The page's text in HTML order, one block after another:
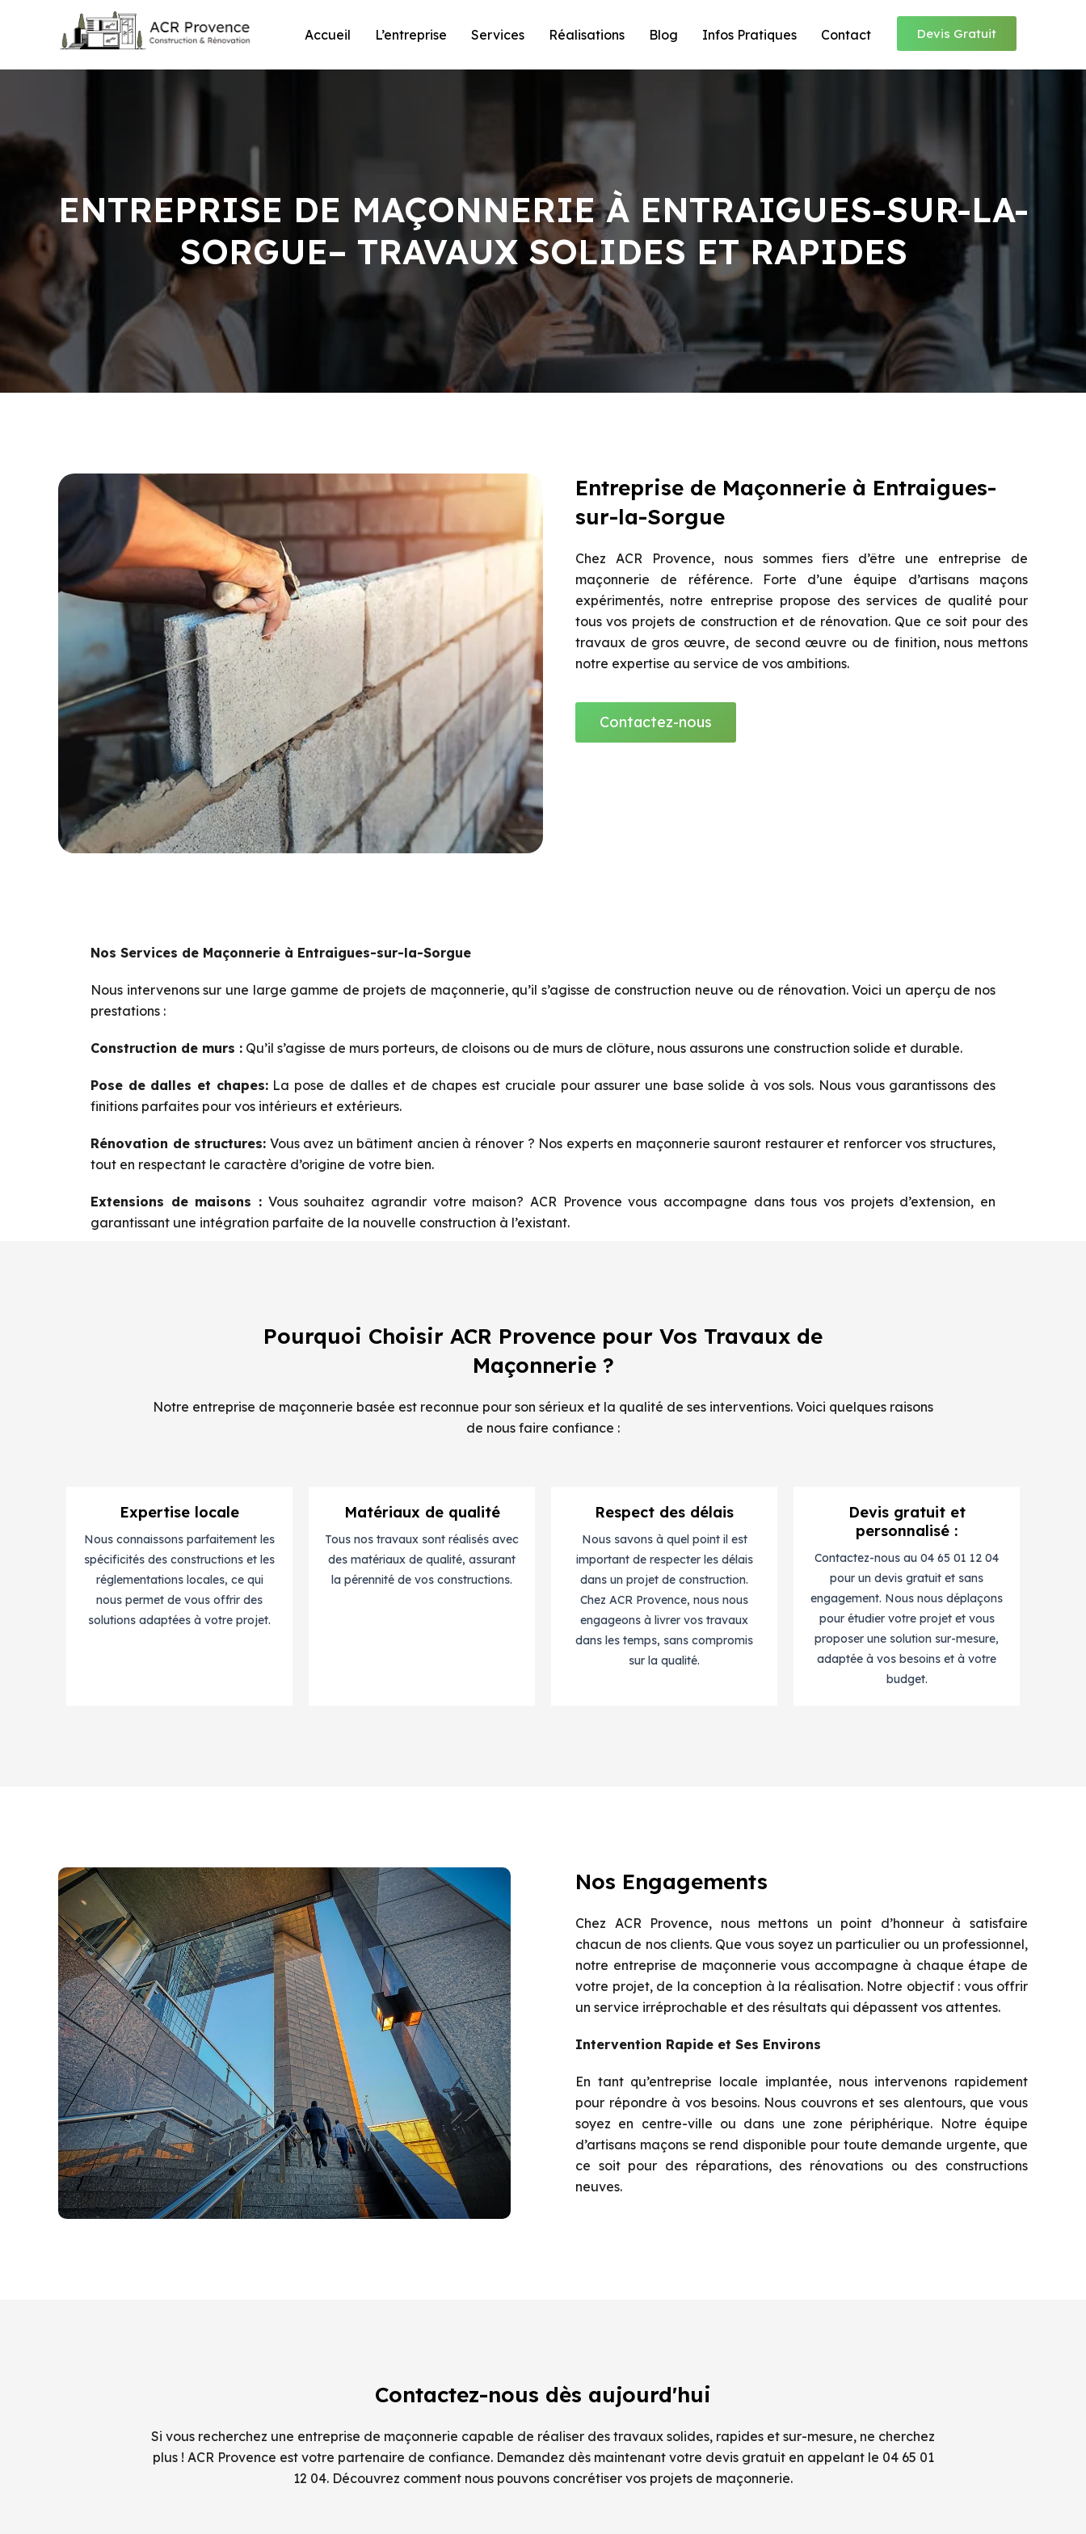
Accueil L’entreprise Services Réalisations Blog Infos Pratiques Contact Devis Gratuit
ENTREPRISE DE MAÇONNERIE À ENTRAIGUES-SUR-LA-
SORGUE– TRAVAUX SOLIDES ET RAPIDES
Entreprise de Maçonnerie à Entraigues-
sur-la-Sorgue
Chez ACR Provence, nous sommes fiers d’être une entreprise de
maçonnerie de référence. Forte d’une équipe d’artisans maçons
expérimentés, notre entreprise propose des services de qualité pour
tous vos projets de construction et de rénovation. Que ce soit pour des
travaux de gros œuvre, de second œuvre ou de finition, nous mettons
notre expertise au service de vos ambitions.
Contactez-nous
Nos Services de Maçonnerie à Entraigues-sur-la-Sorgue
Nous intervenons sur une large gamme de projets de maçonnerie, qu’il s’agisse de construction neuve ou de rénovation. Voici un aperçu de nos
prestations :
Construction de murs : Qu’il s’agisse de murs porteurs, de cloisons ou de murs de clôture, nous assurons une construction solide et durable.
Pose de dalles et chapes:La pose de dalles et de chapes est cruciale pour assurer une base solide à vos sols. Nous vous garantissons des
finitions parfaites pour vos intérieurs et extérieurs.
Rénovation de structures: Vous avez un bâtiment ancien à rénover ? Nos experts en maçonnerie sauront restaurer et renforcer vos structures,
tout en respectant le caractère d’origine de votre bien.
Extensions de maisons : Vous souhaitez agrandir votre maison? ACR Provence vous accompagne dans tous vos projets d’extension, en
garantissant une intégration parfaite de la nouvelle construction à l’existant.
Pourquoi Choisir ACR Provence pour Vos Travaux de
Maçonnerie ?
Notre entreprise de maçonnerie basée est reconnue pour son sérieux et la qualité de ses interventions. Voici quelques raisons
de nous faire confiance :
Expertise locale
Nous connaissons parfaitement les
spécificités des constructions et les
réglementations locales, ce qui
nous permet de vous offrir des
solutions adaptées à votre projet.
Matériaux de qualité
Tous nos travaux sont réalisés avec
des matériaux de qualité, assurant
la pérennité de vos constructions.
Respect des délais
Nous savons à quel point il est
important de respecter les délais
dans un projet de construction.
Chez ACR Provence, nous nous
engageons à livrer vos travaux
dans les temps, sans compromis
sur la qualité.
Devis gratuit et
personnalisé :
Contactez-nous au 04 65 01 12 04
pour un devis gratuit et sans
engagement. Nous nous déplaçons
pour étudier votre projet et vous
proposer une solution sur-mesure,
adaptée à vos besoins et à votre
budget.
Nos Engagements
Chez ACR Provence, nous mettons un point d’honneur à satisfaire
chacun de nos clients. Que vous soyez un particulier ou un professionnel,
notre entreprise de maçonnerie vous accompagne à chaque étape de
votre projet, de la conception à la réalisation. Notre objectif : vous offrir
un service irréprochable et des résultats qui dépassent vos attentes.
Intervention Rapide et Ses Environs
En tant qu’entreprise locale implantée, nous intervenons rapidement
pour répondre à vos besoins. Nous couvrons et ses alentours, que vous
soyez en centre-ville ou dans une zone périphérique. Notre équipe
d’artisans maçons se rend disponible pour toute demande urgente, que
ce soit pour des réparations, des rénovations ou des constructions
neuves.
Contactez-nous dès aujourd'hui
Si vous recherchez une entreprise de maçonnerie capable de réaliser des travaux solides, rapides et sur-mesure, ne cherchez
plus ! ACR Provence est votre partenaire de confiance. Demandez dès maintenant votre devis gratuit en appelant le 04 65 01
12 04. Découvrez comment nous pouvons concrétiser vos projets de maçonnerie.